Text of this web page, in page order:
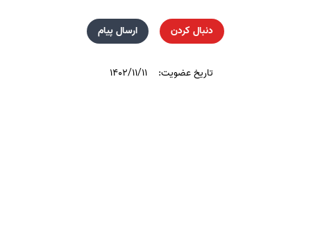
دنبال کردن ارسال پیام
تاریخ عضویت: ۱۴۰۲/۱۱/۱۱